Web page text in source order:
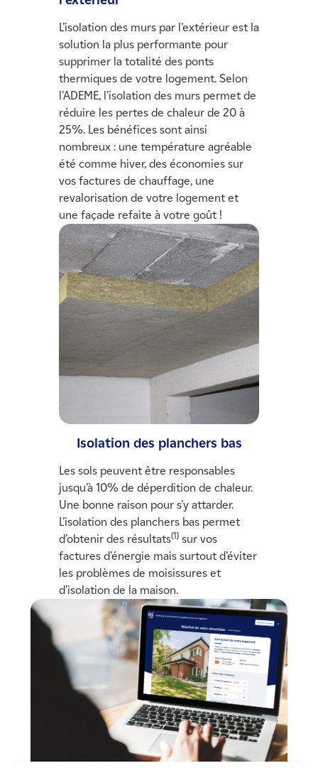
L’isolation des murs par l’extérieur est la
solution la plus performante pour
supprimer la totalité des ponts
thermiques de votre logement. Selon
l’ADEME, l’isolation des murs permet de
réduire les pertes de chaleur de 20 à
25%. Les bénéfices sont ainsi
nombreux : une température agréable
été comme hiver, des économies sur
vos factures de chauffage, une
revalorisation de votre logement et
une façade refaite à votre goût !
Isolation des planchers bas
Les sols peuvent être responsables
jusqu’à 10% de déperdition de chaleur.
Une bonne raison pour s’y attarder.
L’isolation des planchers bas permet
d’obtenir des résultats(1) sur vos
factures d’énergie mais surtout d’éviter
les problèmes de moisissures et
d’isolation de la maison.